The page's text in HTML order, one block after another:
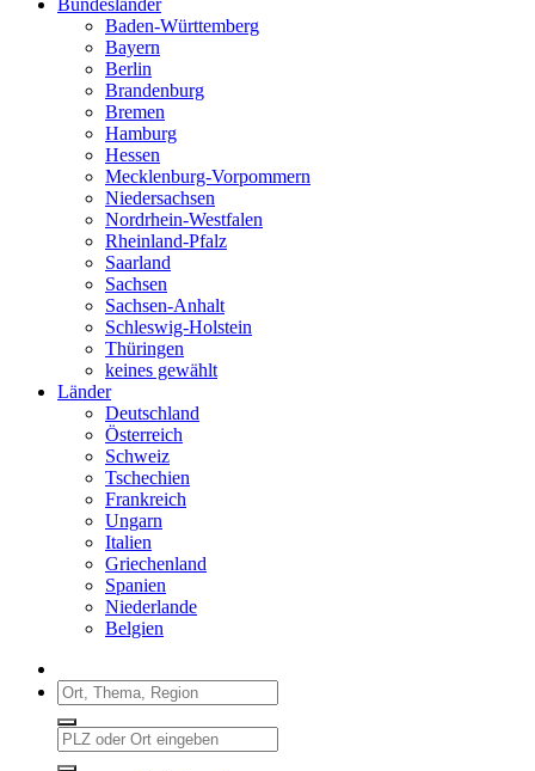
Baden-Württemberg
Bayern
Berlin
Brandenburg
Bremen
Hamburg
Hessen
Mecklenburg-Vorpommern
Niedersachsen
Nordrhein-Westfalen
Rheinland-Pfalz
Saarland
Sachsen
Sachsen-Anhalt
Schleswig-Holstein
Thüringen
keines gewählt
Länder
Deutschland
Österreich
Schweiz
Tschechien
Frankreich
Ungarn
Italien
Griechenland
Spanien
Niederlande
Belgien